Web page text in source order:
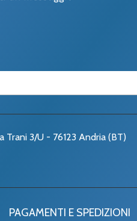
Trani 3/U - 76123 Andria (BT)
PAGAMENTI E SPEDIZIONI